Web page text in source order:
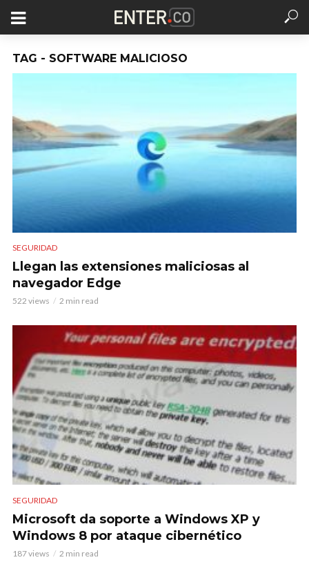
TAG - SOFTWARE MALICIOSO
SEGURIDAD
Llegan las extensiones maliciosas al
navegador Edge
522 views 2 min read
SEGURIDAD
Microsoft da soporte a Windows XP y
Windows 8 por ataque cibernético
187 views 2 min read